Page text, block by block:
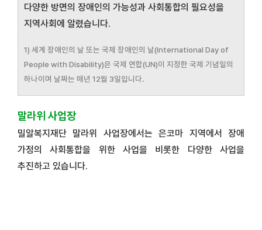
다양한 방면의 장애인의 가능성과 사회통합의 필요성을
지역사회에 알렸습니다.
1) 세계 장애인의 날 또는 국제 장애인의 날(International Day of
People with Disability)은 국제 연합(UN)이 지정한 국제 기념일의
하나이며 날짜는 매년 12월 3일입니다.
말라위 사업장
밀알복지재단 말라위 사업장에서는 은코마 지역에서 장애
가정의 사회통합을 위한 사업을 비롯한 다양한 사업을
추진하고 있습니다.